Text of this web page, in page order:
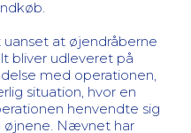
at øjendråberne
bliver udleveret på
med operationen,
situation, hvor en
henvendte sig
øjnene. Nævnet har